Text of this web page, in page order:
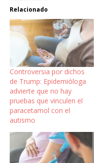
Relacionado
Controversia por dichos
de Trump: Epidemióloga
advierte que no hay
pruebas que vinculen el
paracetamol con el
autismo